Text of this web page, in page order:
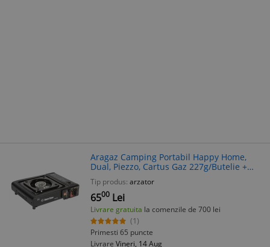
Aragaz Camping Portabil Happy Home,
Dual, Piezzo, Cartus Gaz 227g/Butelie +
Adaptor, Valiza
Tip produs: arzator
6500 Lei
Livrare gratuita la comenzile de 700 lei
(1)
Primesti 65 puncte
Livrare Vineri, 14 Aug